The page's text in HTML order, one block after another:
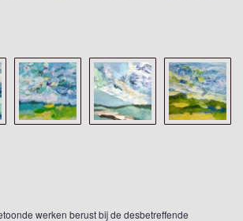
werken berust bij de desbetreffende